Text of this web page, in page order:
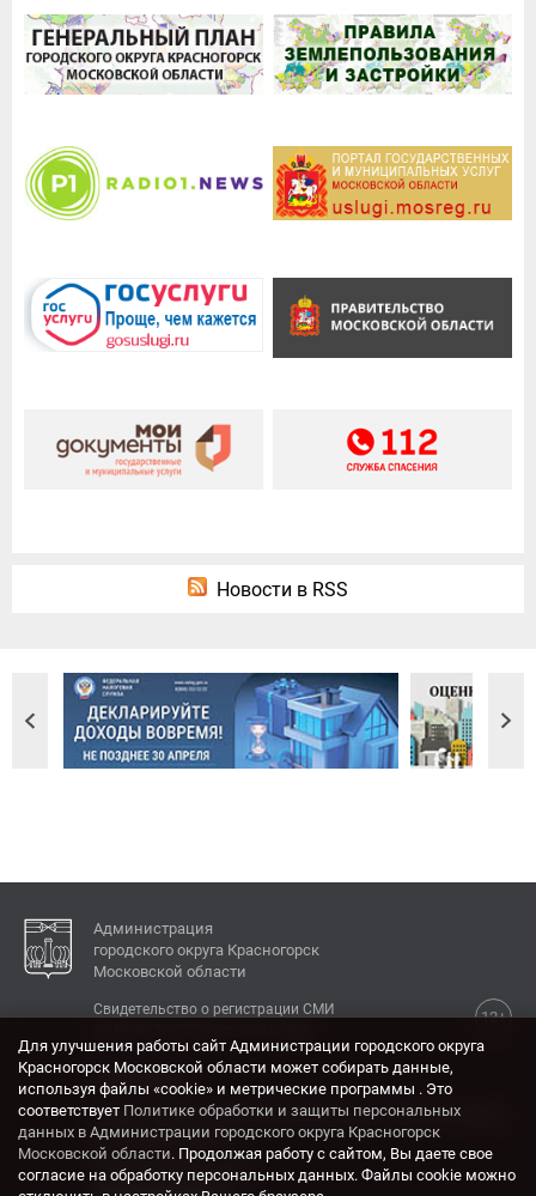
Новости в RSS
Администрация
городского округа Красногорск
Московской области
12+
Свидетельство о регистрации СМИ
КОНТАКТЫ
Адрес: 143404, Московская область, г. Красногорск,
ул. Ленина, дом 4.
Электронная почта:
Для улучшения работы сайт Администрации городского округа
Красногорск Московской области может собирать данные,
используя файлы «cookie» и метрические программы . Это
соответствует Политике обработки и защиты персональных
данных в Администрации городского округа Красногорск
Московской области. Продолжая работу с сайтом, Вы даете свое
согласие на обработку персональных данных. Файлы cookie можно